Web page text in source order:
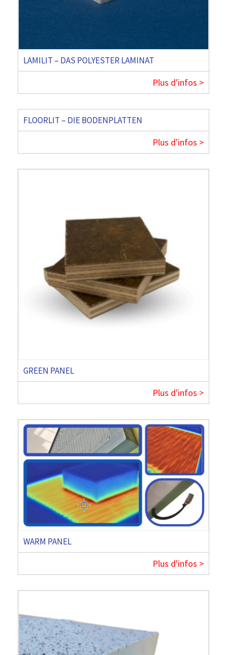
LAMILIT – DAS POLYESTER LAMINAT
Plus d'infos >
FLOORLIT – DIE BODENPLATTEN
Plus d'infos >
GREEN PANEL
Plus d'infos >
WARM PANEL
Plus d'infos >